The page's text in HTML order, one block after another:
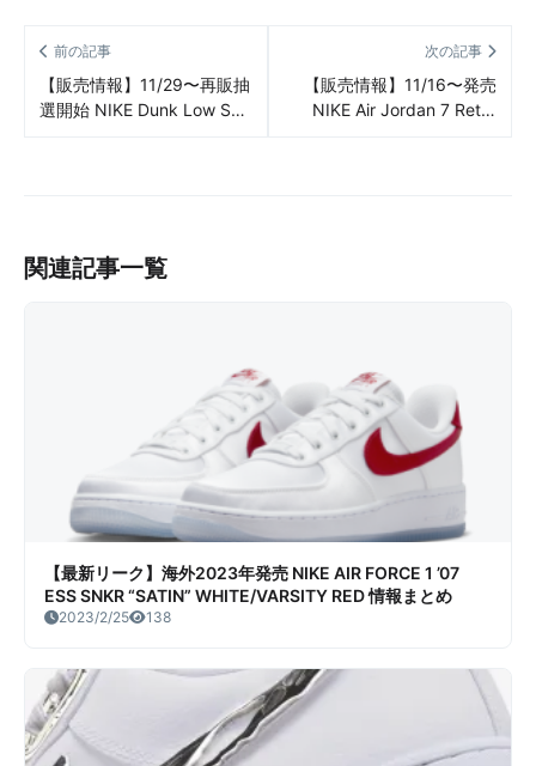
前の記事
【販売情報】11/29〜再販抽
選開始 NIKE Dunk Low SP
次の記事
【販売情報】11/16〜発売
NIKE Air Jordan 7 Retro
関連記事一覧
【最新リーク】海外2023年発売 NIKE AIR FORCE 1 ’07
ESS SNKR “SATIN” WHITE/VARSITY RED 情報まとめ
2023/2/25 138